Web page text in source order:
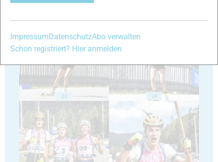
23 24
Impressum DatenschutzAbo verwalten
Schon registriert? Hier anmelden